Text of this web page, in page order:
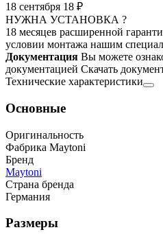
18 сентября 18 ₽
НУЖНА УСТАНОВКА ?
18 месяцев расширенной
условии монтажа нашим
Документация Вы можете
документацией Скачать
Технические характеристики
Основные
Оригинальность
Фабрика Maytoni
Бренд
Maytoni
Страна бренда
Германия
Размеры